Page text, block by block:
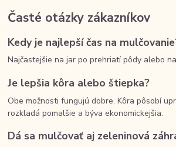
Časté otázky zákazníkov
Kedy je najlepší čas na
Najčastejšie na jar po prehriatí pôdy alebo
Je lepšia kôra alebo štiepka?
Obe možnosti fungujú dobre. Kôra pôsobí
rozkladá pomalšie a býva ekonomickejšia.
Dá sa mulčovať aj zeleninová